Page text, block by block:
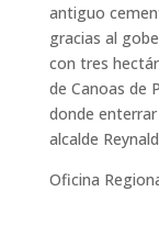
antiguo
gracias al
con tres
de Canoas de
donde
alcalde
Oficina